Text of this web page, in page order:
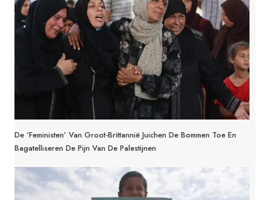
De ‘feministen’ Van Groot-Brittannië Juichen De Bommen Toe En
Bagatelliseren De Pijn Van De Palestijnen